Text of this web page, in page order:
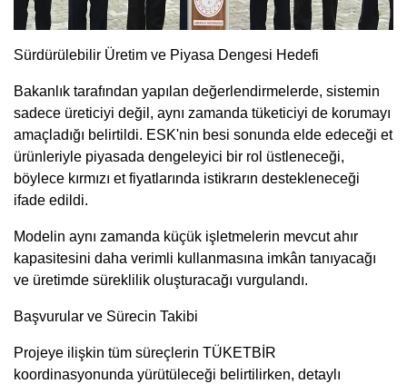
Sürdürülebilir Üretim ve Piyasa Dengesi Hedefi
Bakanlık tarafından yapılan değerlendirmelerde, sistemin
sadece üreticiyi değil, aynı zamanda tüketiciyi de korumayı
amaçladığı belirtildi. ESK'nin besi sonunda elde edeceği et
ürünleriyle piyasada dengeleyici bir rol üstleneceği,
böylece kırmızı et fiyatlarında istikrarın destekleneceği
ifade edildi.
Modelin aynı zamanda küçük işletmelerin mevcut ahır
kapasitesini daha verimli kullanmasına imkân tanıyacağı
ve üretimde süreklilik oluşturacağı vurgulandı.
Başvurular ve Sürecin Takibi
Projeye ilişkin tüm süreçlerin TÜKETBİR
koordinasyonunda yürütüleceği belirtilirken, detaylı